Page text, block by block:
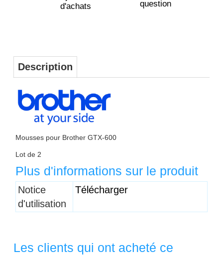
question
Description
Mousses pour Brother GTX-600
Lot de 2
Plus d'informations sur le produit
Titre 1
Notice
d'utilisation
Télécharger
Les clients qui ont acheté ce